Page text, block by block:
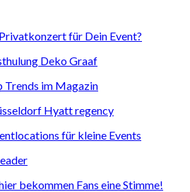
für Dein Event?
Trends im Magazin
für kleine Events
bekommen Fans eine Stimme!